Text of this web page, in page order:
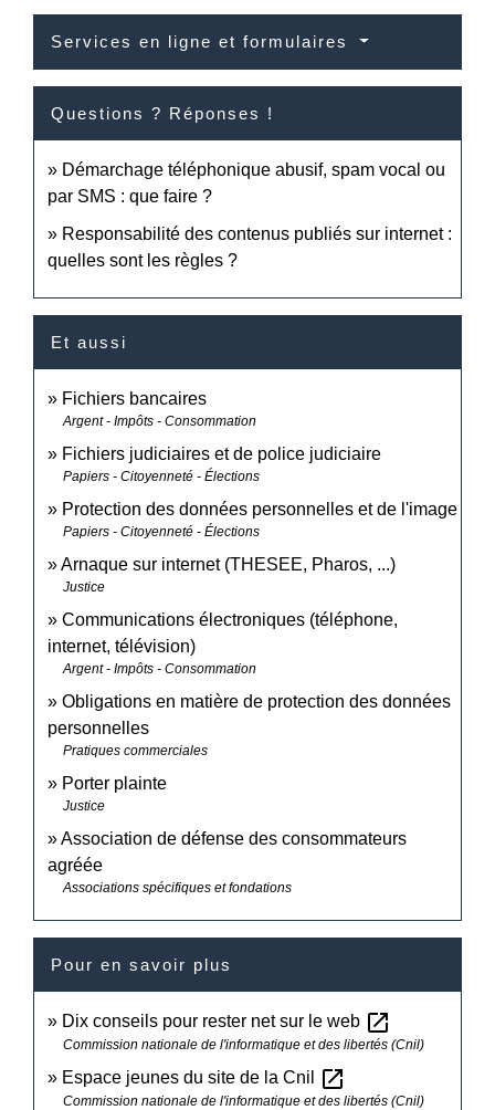
Services en ligne et formulaires
Questions ? Réponses !
Démarchage téléphonique abusif, spam vocal ou
par SMS : que faire ?
Responsabilité des contenus publiés sur internet :
quelles sont les règles ?
Et aussi
Fichiers bancaires
Argent - Impôts - Consommation
Fichiers judiciaires et de police judiciaire
Papiers - Citoyenneté - Élections
Protection des données personnelles et de l'image
Papiers - Citoyenneté - Élections
Arnaque sur internet (THESEE, Pharos, ...)
Justice
Communications électroniques (téléphone,
internet, télévision)
Argent - Impôts - Consommation
Obligations en matière de protection des données
personnelles
Pratiques commerciales
Porter plainte
Justice
Association de défense des consommateurs
agréée
Associations spécifiques et fondations
Pour en savoir plus
Dix conseils pour rester net sur le web open_in_new
Commission nationale de l'informatique et des libertés (Cnil)
Espace jeunes du site de la Cnil open_in_new
Commission nationale de l'informatique et des libertés (Cnil)